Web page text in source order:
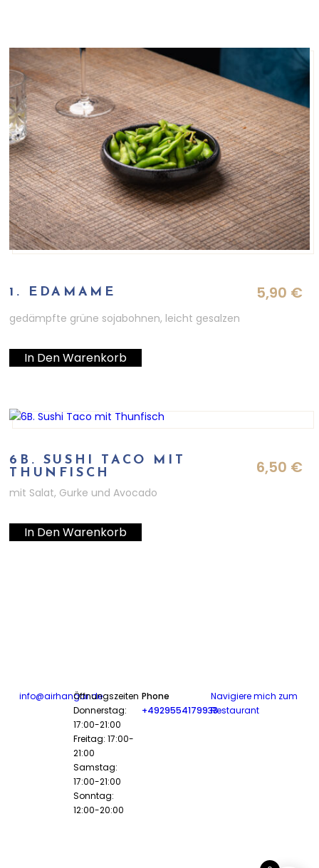
1. EDAMAME 5,90 €
gedämpfte grüne sojabohnen, leicht gesalzen
In Den Warenkorb
6B. SUSHI TACO MIT
THUNFISCH
6,50 €
mit Salat, Gurke und Avocado
In Den Warenkorb
info@airhangar.deÖffnungszeiten
Donnerstag:
17:00-21:00
Freitag: 17:00-
21:00
Samstag:
17:00-21:00
Sonntag:
12:00-20:00
Phone
+4929554179933
Navigiere mich zum
Restaurant